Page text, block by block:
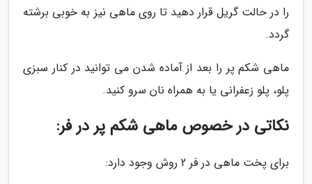
را در حالت گریل قرار دهید تا روی ماهی نیز به خوبی برشته
گردد.
ماهی شکم پر را بعد از آماده شدن می توانید در کنار سبزی
پلو، پلو زعفرانی یا به همراه نان سرو کنید.
نکاتی در خصوص ماهی شکم پر در فر:
برای پخت ماهی در فر 2 روش وجود دارد: